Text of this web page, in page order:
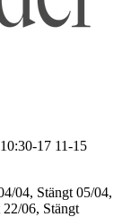
10:30-17 11-15
04, Stängt 05/04,
22/06, Stängt